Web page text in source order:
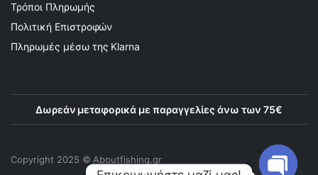
Τρόποι Πληρωμής
Πολιτική Επιστροφών
Πληρωμές μέσω της Klarna
Δωρεάν μεταφορικά με παραγγελίες άνω των 75€
Copyright 2025 © Αboutfishing.gr